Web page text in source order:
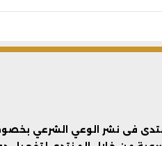
فى نشر الوعي الشرعي